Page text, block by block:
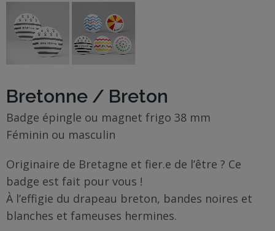
Bretonne / Breton
Badge épingle ou magnet frigo 38 mm
Féminin ou masculin
Originaire de Bretagne et fier.e de l’être ? Ce
badge est fait pour vous !
À l’effigie du drapeau breton, bandes noires et
blanches et fameuses hermines.
Cadeaux
Maîtresses
/ Nounou /
Famille
/
Enfants
Messages
rigolos
Noël
/